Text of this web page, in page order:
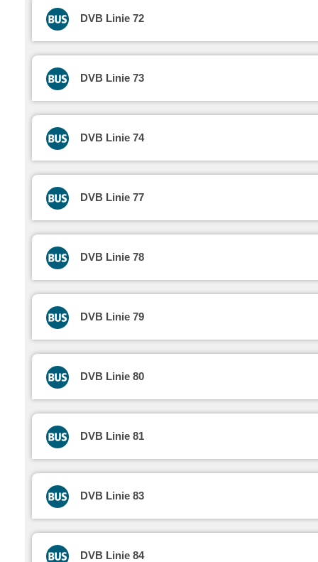
DVB Linie 72
DVB Linie 73
DVB Linie 74
DVB Linie 77
DVB Linie 78
DVB Linie 79
DVB Linie 80
DVB Linie 81
DVB Linie 83
DVB Linie 84